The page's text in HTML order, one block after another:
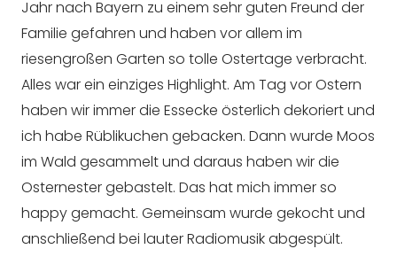
Jahr nach Bayern zu einem sehr guten Freund der
Familie gefahren und haben vor allem im
riesengroßen Garten so tolle Ostertage verbracht.
Alles war ein einziges Highlight. Am Tag vor Ostern
haben wir immer die Essecke österlich dekoriert und
ich habe Rüblikuchen gebacken. Dann wurde Moos
im Wald gesammelt und daraus haben wir die
Osternester gebastelt. Das hat mich immer so
happy gemacht. Gemeinsam wurde gekocht und
anschließend bei lauter Radiomusik abgespült.